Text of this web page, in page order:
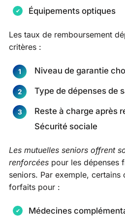
Équipements optiques
Les taux de remboursement
critères :
Niveau de garantie
Type de dépenses de
Reste à charge après
Sécurité sociale
Les mutuelles seniors offrent
renforcées pour les dépenses
seniors. Par exemple,
forfaits pour :
Médecines